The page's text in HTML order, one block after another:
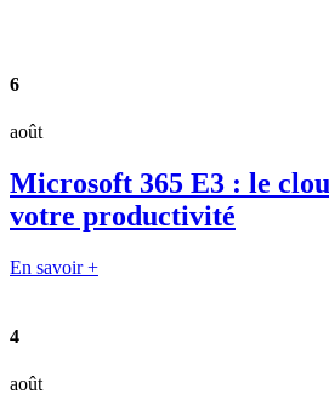
6
août
Microsoft 365 E3 : le
votre productivité
En savoir +
4
août